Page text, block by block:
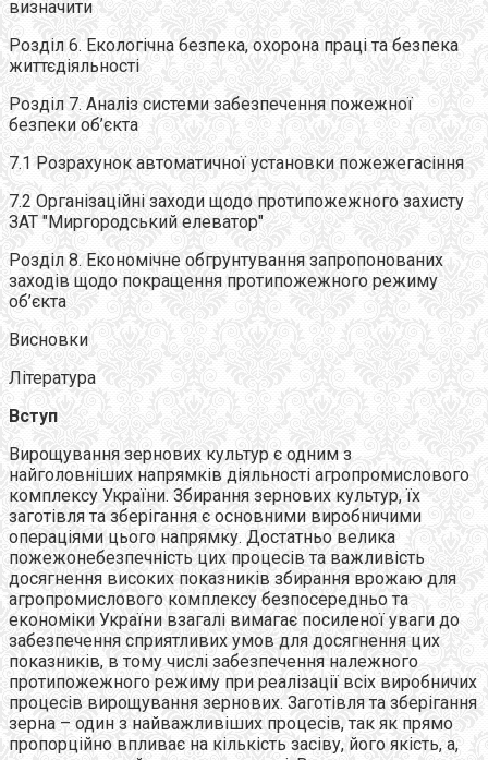
визначити
Розділ 6. Екологічна безпека, охорона праці та безпека
життєдіяльності
Розділ 7. Аналіз системи забезпечення пожежної
безпеки об’єкта
7.1 Розрахунок автоматичної установки пожежегасіння
7.2 Організаційні заходи щодо протипожежного захисту
ЗАТ "Миргородський елеватор"
Розділ 8. Економічне обгрунтування запропонованих
заходів щодо покращення протипожежного режиму
об’єкта
Висновки
Література
Вступ
Вирощування зернових культур є одним з
найголовніших напрямків діяльності агропромислового
комплексу України. Збирання зернових культур, їх
заготівля та зберігання є основними виробничими
операціями цього напрямку. Достатньо велика
пожежонебезпечність цих процесів та важливість
досягнення високих показників збирання врожаю для
агропромислового комплексу безпосередньо та
економіки України взагалі вимагає посиленої уваги до
забезпечення сприятливих умов для досягнення цих
показників, в тому числі забезпечення належного
протипожежного режиму при реалізації всіх виробничих
процесів вирощування зернових. Заготівля та зберігання
зерна – один з найважливіших процесів, так як прямо
пропорційно впливає на кількість засіву, його якість, а,